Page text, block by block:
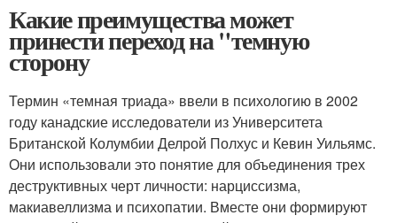
Какие преимущества может
принести переход на "темную
сторону
Термин «темная триада» ввели в психологию в 2002
году канадские исследователи из Университета
Британской Колумбии Делрой Полхус и Кевин Уильямс.
Они использовали это понятие для объединения трех
деструктивных черт личности: нарциссизма,
макиавеллизма и психопатии. Вместе они формируют